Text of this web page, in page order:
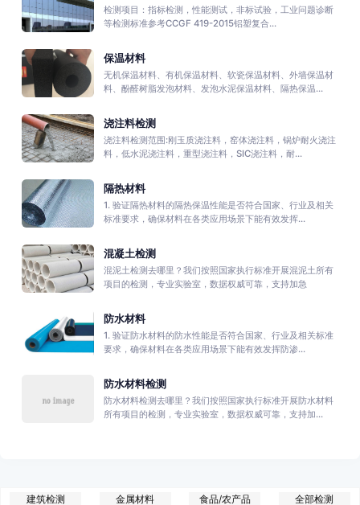
检测项目：指标检测，性能测试，非标试验，工业问题诊断
等检测标准参考CCGF 419-2015铝塑复合...
保温材料
无机保温材料、有机保温材料、软瓷保温材料、外墙保温材
料、酚醛树脂发泡材料、发泡水泥保温材料、隔热保温...
浇注料检测
浇注料检测范围:刚玉质浇注料，窑体浇注料，锅炉耐火浇注
料，低水泥浇注料，重型浇注料，SIC浇注料，耐...
隔热材料
1. 验证隔热材料的隔热保温性能是否符合国家、行业及相关
标准要求，确保材料在各类应用场景下能有效发挥...
混凝土检测
混泥土检测去哪里？我们按照国家执行标准开展混泥土所有
项目的检测，专业实验室，数据权威可靠，支持加急
防水材料
1. 验证防水材料的防水性能是否符合国家、行业及相关标准
要求，确保材料在各类应用场景下能有效发挥防渗...
防水材料检测
防水材料检测去哪里？我们按照国家执行标准开展防水材料
所有项目的检测，专业实验室，数据权威可靠，支持加...
建筑检测 金属材料 食品/农产品 全部检测